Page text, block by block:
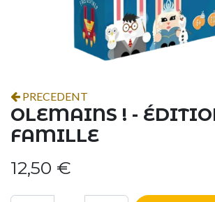
PRECEDENT
OLEMAINS ! -
FAMILLE
12,50 €